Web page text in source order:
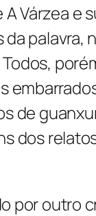
Várzea e
da
de
dos
por outro